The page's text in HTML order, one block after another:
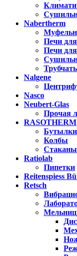
Nabertherm
Печи для
Печи
Nalgene
Nasco
Neubert-Glas
Прочая
RASOTHERM
Бутылки
Колбы
Стаканы
Ratiolab
Пипетки
Reitenspiess
Retsch